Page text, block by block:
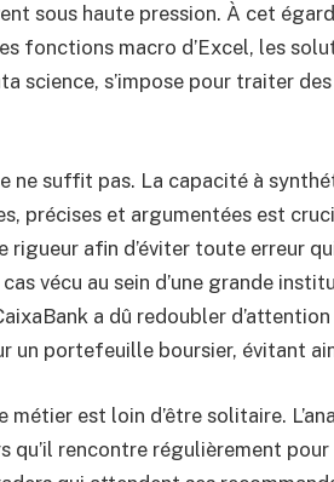
sous haute pression. À cet
fonctions macro d’Excel, les
science, s’impose pour traiter
ne suffit pas. La capacité à
précises et argumentées est
rigueur afin d’éviter toute erreur
vécu au sein d’une grande
a dû redoubler
un portefeuille boursier, évitant
métier est loin d’être solitaire.
qu’il rencontre régulièrement